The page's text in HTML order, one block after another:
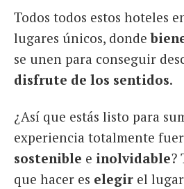
Todos todos estos hoteles
lugares únicos, donde
se unen para conseguir
disfrute de los sentidos.
¿Así que estás listo para
experiencia totalmente
sostenible e inolvidable?
que hacer es elegir el